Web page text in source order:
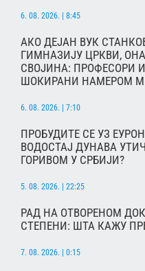
6. 08. 2026. | 8:45
АКО ДЕЈАН ВУК
ГИМНАЗИЈУ ЦРКВИ,
СВОЈИНА: ПРОФЕСОРИ
ШОКИРАНИ НАМЕРОМ
6. 08. 2026. | 7:10
ПРОБУДИТЕ СЕ УЗ
ВОДОСТАЈ ДУНАВА
ГОРИВОМ У СРБИЈИ?
5. 08. 2026. | 22:25
РАД НА ОТВОРЕНОМ
СТЕПЕНИ: ШТА КАЖУ
7. 08. 2026. | 0:15